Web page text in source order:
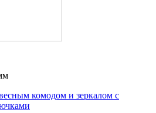
комодом и зеркалом с